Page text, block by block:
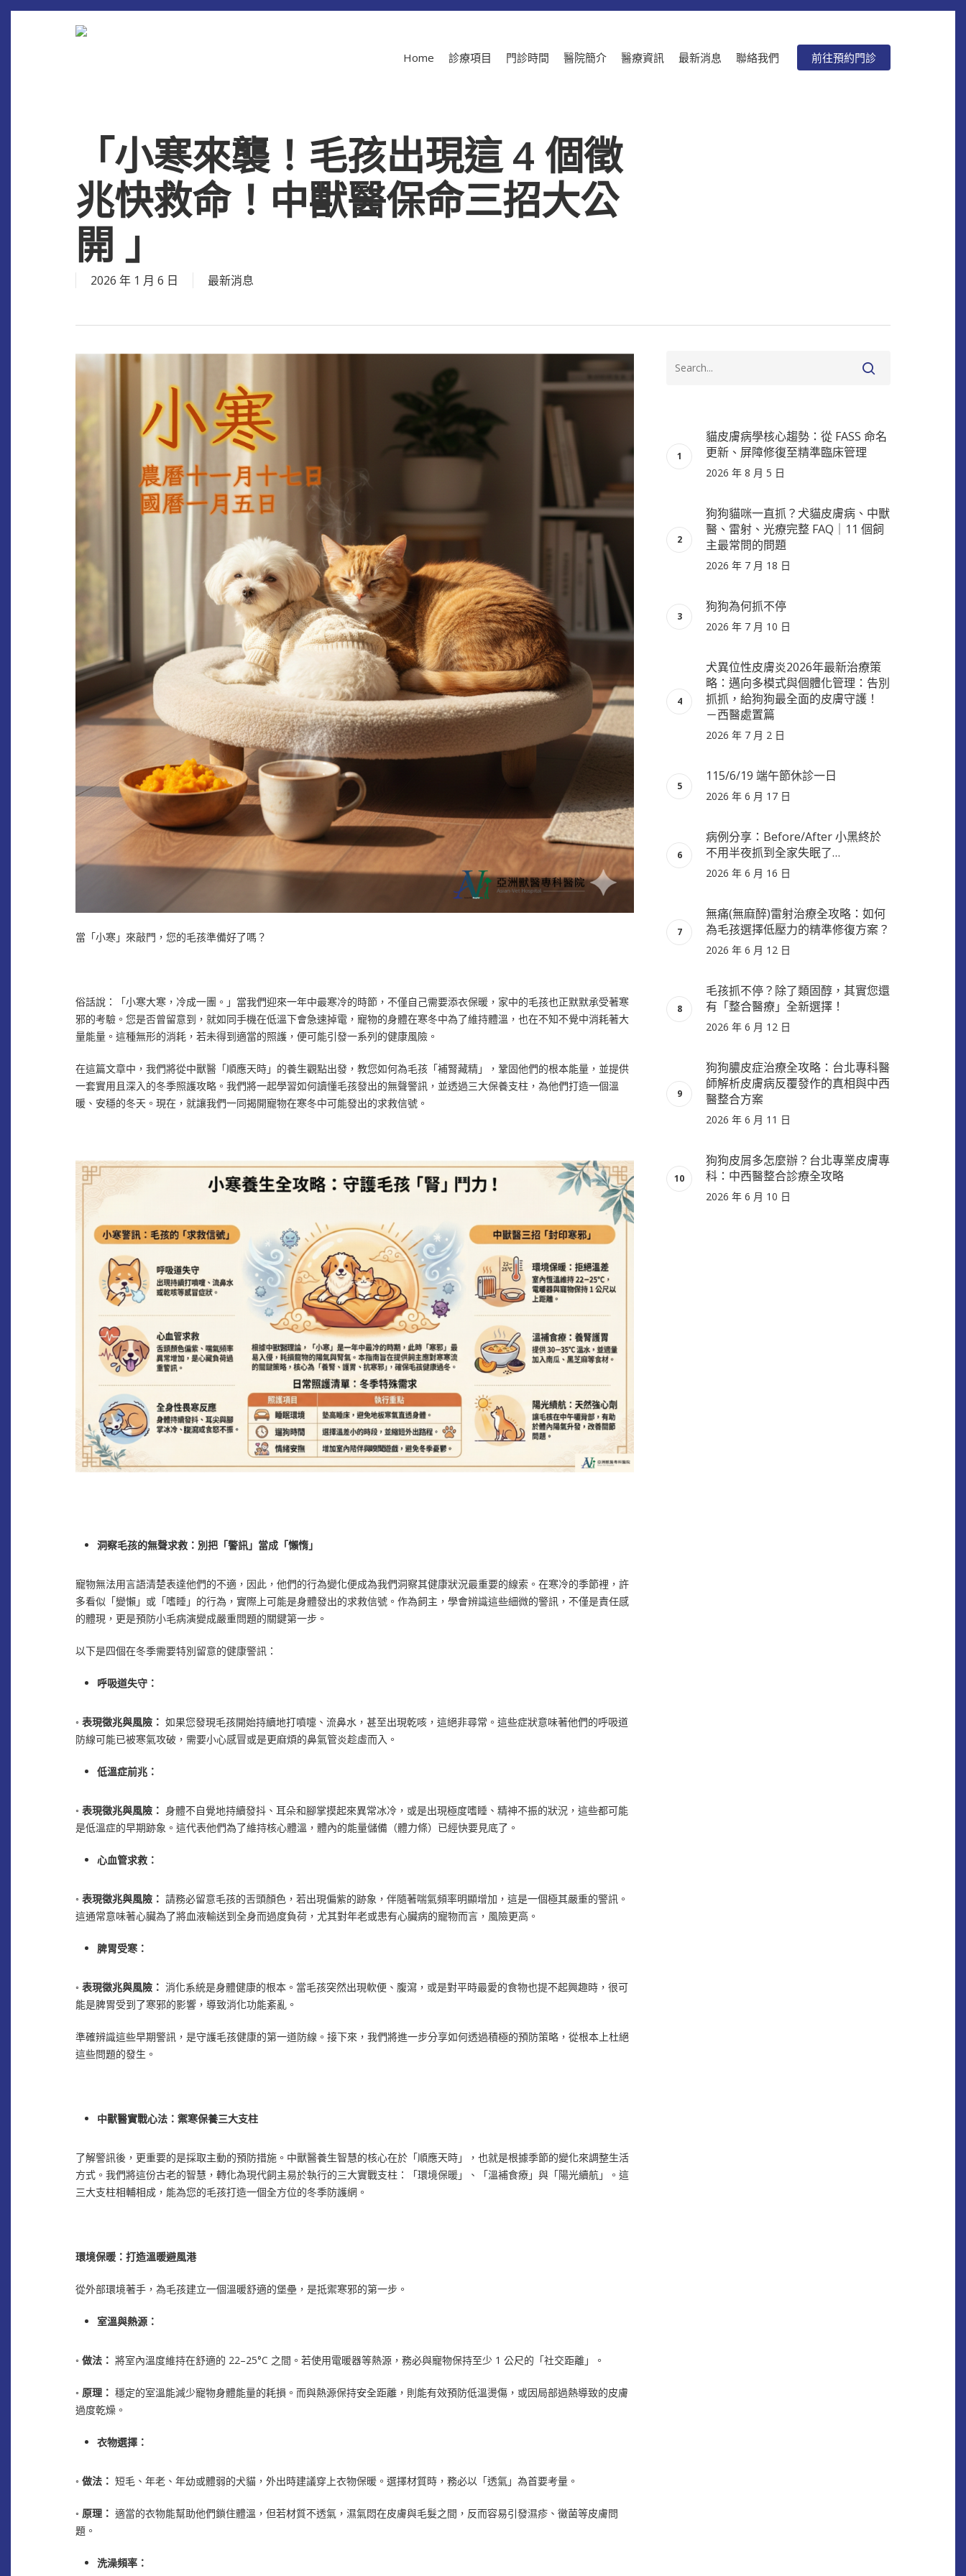
Skip
Home 診療項目 門診時間 醫院簡介 醫療資訊 最新消息 聯絡我們 前往預約門診
「小寒來襲！毛孩出現這 4 個徵
兆快救命！中獸醫保命三招大公
開 」
2026 年 1 月 6 日 最新消息
當「小寒」來敲門，您的毛孩準備好了嗎？
俗話說：「小寒大寒，冷成一團。」當我們迎來一年中最寒冷的時節，不僅自己需要添衣保暖，家中的毛孩也正默默承受著寒
邪的考驗。您是否曾留意到，就如同手機在低溫下會急速掉電，寵物的身體在寒冬中為了維持體溫，也在不知不覺中消耗著大
量能量。這種無形的消耗，若未得到適當的照護，便可能引發一系列的健康風險。
在這篇文章中，我們將從中獸醫「順應天時」的養生觀點出發，教您如何為毛孩「補腎藏精」，鞏固他們的根本能量，並提供
一套實用且深入的冬季照護攻略。我們將一起學習如何讀懂毛孩發出的無聲警訊，並透過三大保養支柱，為他們打造一個溫
暖、安穩的冬天。現在，就讓我們一同揭開寵物在寒冬中可能發出的求救信號。
洞察毛孩的無聲求救：別把「警訊」當成「懶惰」
寵物無法用言語清楚表達他們的不適，因此，他們的行為變化便成為我們洞察其健康狀況最重要的線索。在寒冷的季節裡，許
多看似「變懶」或「嗜睡」的行為，實際上可能是身體發出的求救信號。作為飼主，學會辨識這些細微的警訊，不僅是責任感
的體現，更是預防小毛病演變成嚴重問題的關鍵第一步。
以下是四個在冬季需要特別留意的健康警訊：
呼吸道失守：
◦ 表現徵兆與風險： 如果您發現毛孩開始持續地打噴嚏、流鼻水，甚至出現乾咳，這絕非尋常。這些症狀意味著他們的呼吸道
防線可能已被寒氣攻破，需要小心感冒或是更麻煩的鼻氣管炎趁虛而入。
低溫症前兆：
◦ 表現徵兆與風險： 身體不自覺地持續發抖、耳朵和腳掌摸起來異常冰冷，或是出現極度嗜睡、精神不振的狀況，這些都可能
是低溫症的早期跡象。這代表他們為了維持核心體溫，體內的能量儲備（體力條）已經快要見底了。
心血管求救：
◦ 表現徵兆與風險： 請務必留意毛孩的舌頭顏色，若出現偏紫的跡象，伴隨著喘氣頻率明顯增加，這是一個極其嚴重的警訊。
這通常意味著心臟為了將血液輸送到全身而過度負荷，尤其對年老或患有心臟病的寵物而言，風險更高。
脾胃受寒：
◦ 表現徵兆與風險： 消化系統是身體健康的根本。當毛孩突然出現軟便、腹瀉，或是對平時最愛的食物也提不起興趣時，很可
能是脾胃受到了寒邪的影響，導致消化功能紊亂。
準確辨識這些早期警訊，是守護毛孩健康的第一道防線。接下來，我們將進一步分享如何透過積極的預防策略，從根本上杜絕
這些問題的發生。
中獸醫實戰心法：禦寒保養三大支柱
了解警訊後，更重要的是採取主動的預防措施。中獸醫養生智慧的核心在於「順應天時」，也就是根據季節的變化來調整生活
方式。我們將這份古老的智慧，轉化為現代飼主易於執行的三大實戰支柱：「環境保暖」、「溫補食療」與「陽光續航」。這
三大支柱相輔相成，能為您的毛孩打造一個全方位的冬季防護網。
環境保暖：打造溫暖避風港
從外部環境著手，為毛孩建立一個溫暖舒適的堡壘，是抵禦寒邪的第一步。
室溫與熱源：
◦ 做法： 將室內溫度維持在舒適的 22–25°C 之間。若使用電暖器等熱源，務必與寵物保持至少 1 公尺的「社交距離」。
◦ 原理： 穩定的室溫能減少寵物身體能量的耗損。而與熱源保持安全距離，則能有效預防低溫燙傷，或因局部過熱導致的皮膚
過度乾燥。
衣物選擇：
◦ 做法： 短毛、年老、年幼或體弱的犬貓，外出時建議穿上衣物保暖。選擇材質時，務必以「透氣」為首要考量。
◦ 原理： 適當的衣物能幫助他們鎖住體溫，但若材質不透氣，濕氣悶在皮膚與毛髮之間，反而容易引發濕疹、黴菌等皮膚問
題。
洗澡頻率：
貓皮膚病學核心趨勢：從 FASS 命名
更新、屏障修復至精準臨床管理
2026 年 8 月 5 日
狗狗貓咪一直抓？犬貓皮膚病、中獸
醫、雷射、光療完整 FAQ｜11 個飼
主最常問的問題
2026 年 7 月 18 日
狗狗為何抓不停
2026 年 7 月 10 日
犬異位性皮膚炎2026年最新治療策
略：邁向多模式與個體化管理：告別
抓抓，給狗狗最全面的皮膚守護！
－西醫處置篇
2026 年 7 月 2 日
115/6/19 端午節休診一日
2026 年 6 月 17 日
病例分享：Before/After 小黑終於
不用半夜抓到全家失眠了…
2026 年 6 月 16 日
無痛(無麻醉)雷射治療全攻略：如何
為毛孩選擇低壓力的精準修復方案？
2026 年 6 月 12 日
毛孩抓不停？除了類固醇，其實您還
有「整合醫療」全新選擇！
2026 年 6 月 12 日
狗狗膿皮症治療全攻略：台北專科醫
師解析皮膚病反覆發作的真相與中西
醫整合方案
2026 年 6 月 11 日
狗狗皮屑多怎麼辦？台北專業皮膚專
科：中西醫整合診療全攻略
2026 年 6 月 10 日